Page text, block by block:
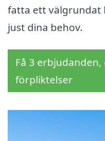
fatta ett välgrundat
just dina behov.
Få 3
förpliktelser